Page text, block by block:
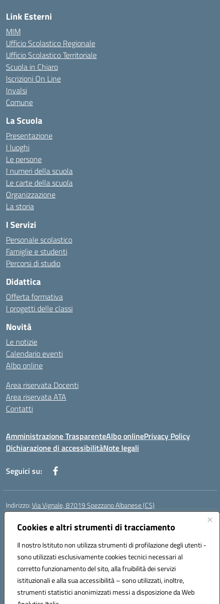
Cookies e altri strumenti di tracciamento
Il nostro Istituto non utilizza strumenti di profilazione degli utenti -
sono utilizzati esclusivamente cookies tecnici necessari al
corretto funzionamento del sito, alla fruibilità dei servizi
istituzionali e alla sua accessibilità – sono utilizzati, inoltre,
strumenti statistici anonimizzati messi a disposizione da Web
Link Esterni
MIM
Ufficio Scolastico Regionale
Ufficio Scolastico Territoriale
Scuola in Chiaro
Iscrizioni On Line
Invalsi
Comune
La Scuola
Presentazione
I luoghi
Le persone
I numeri della scuola
Le carte della scuola
Organizzazione
La storia
I Servizi
Personale scolastico
Famiglie e studenti
Percorsi di studio
Didattica
Offerta formativa
I progetti delle classi
Novità
Le notizie
Calendario eventi
Albo online
Area riservata Docenti
Area riservata ATA
Contatti
Amministrazione TrasparenteAlbo onlinePrivacy Policy
Dichiarazione di accessibilitàNote legali
Seguici su:
Indirizzo:Via Vignale, 87019 Spezzano Albanese (CS)
Centralino:
Posta elettronica certificata (PEC):csic878003@pec.istruzione.it
Codice fiscale: 94018300783
Codice meccanografico:CSIC878003
Codice Indice delle Pubbliche Amministrazioni (IPA): istsc_csic878003
Codice unico di fatturazione (CUF): UFK2HU